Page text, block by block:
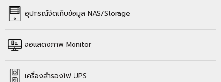
อุปกรณ์จัดเก็บข้อมูล NAS/Storage
จอแสดงภาพ Monitor
เครื่องสำรองไฟ UPS